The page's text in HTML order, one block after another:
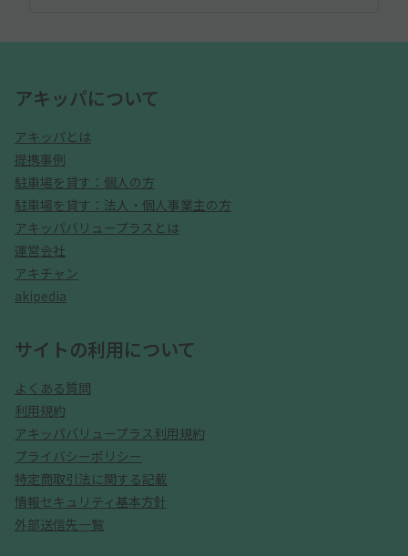
アキッパについて
アキッパとは
提携事例
駐車場を貸す：個人の方
駐車場を貸す：法人・個人事業主の方
アキッパバリュープラスとは
運営会社
アキチャン
akipedia
サイトの利用について
よくある質問
利用規約
アキッパバリュープラス利用規約
プライバシーポリシー
特定商取引法に関する記載
情報セキュリティ基本方針
外部送信先一覧